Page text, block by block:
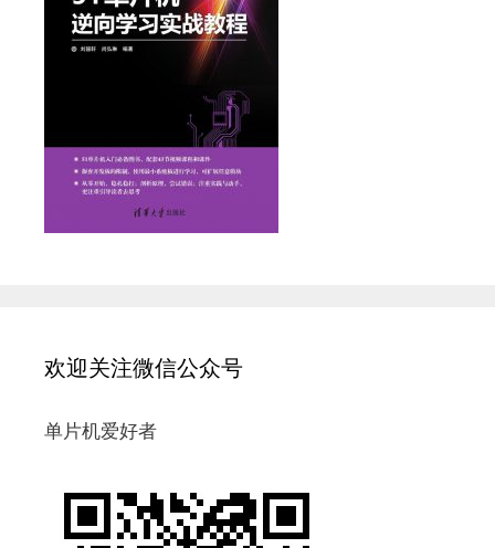
欢迎关注微信公众号
单片机爱好者